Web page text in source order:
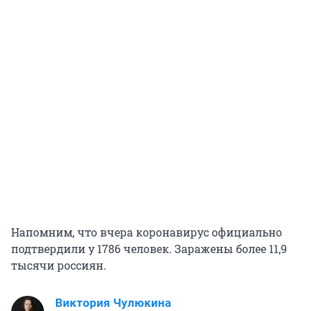
Напомним, что вчера коронавирус официально
подтвердили у 1786 человек. Заражены более 11,9
тысячи россиян.
Виктория Чулюкина